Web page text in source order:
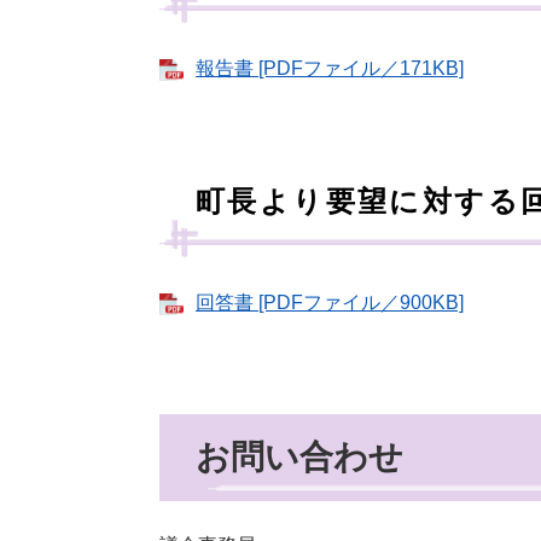
報告書 [PDFファイル／171KB]
町長より要望に対する
回答書 [PDFファイル／900KB]
お問い合わせ